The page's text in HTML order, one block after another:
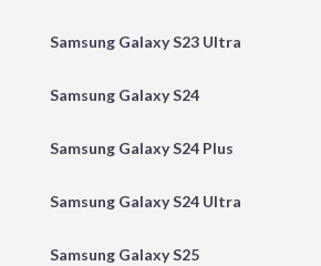
Samsung Galaxy S23 Ultra
Samsung Galaxy S24
Samsung Galaxy S24 Plus
Samsung Galaxy S24 Ultra
Samsung Galaxy S25